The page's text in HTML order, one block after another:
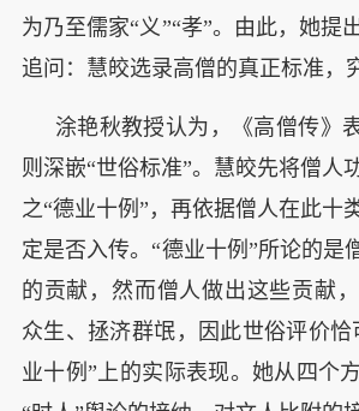
为乃至儒家“义”“孝”。由此，她提
追问：慧皎选录高僧的真正标准，
涂艳秋教授认为，《高僧传》
则深嵌“世俗标准”。慧皎先将僧人
之“德业十例”，再依据僧人在此十
定是否入传。“德业十例”所论的是
的贡献，然而僧人做出这些贡献
众生、拯济群氓，因此世俗评价恰
业十例”上的实际表现。她从四个